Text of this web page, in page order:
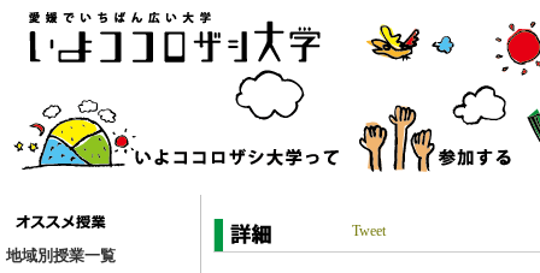
地域別授業一覧
Tweet